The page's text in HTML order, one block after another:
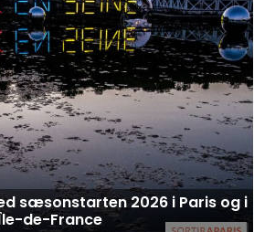
sæsonstarten 2026 i Paris og i
de-France